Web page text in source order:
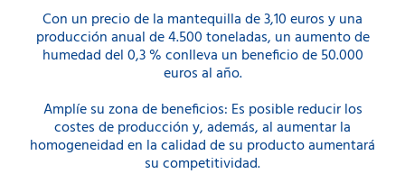
Con un precio de la mantequilla de 3,10 euros y una
producción anual de 4.500 toneladas, un aumento de
humedad del 0,3 % conlleva un beneficio de 50.000
euros al año.
Amplíe su zona de beneficios: Es posible reducir los
costes de producción y, además, al aumentar la
homogeneidad en la calidad de su producto aumentará
su competitividad.